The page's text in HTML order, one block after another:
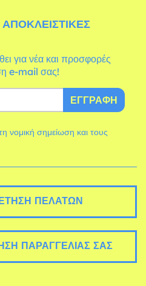
για νέα και προσφορές
e-mail σας!
ΕΓΓΡΑΦΉ
νομική σημείωση και τους
ΠΕΛΑΤΏΝ
ΠΑΡΑΓΓΕΛΊΑΣ ΣΑΣ